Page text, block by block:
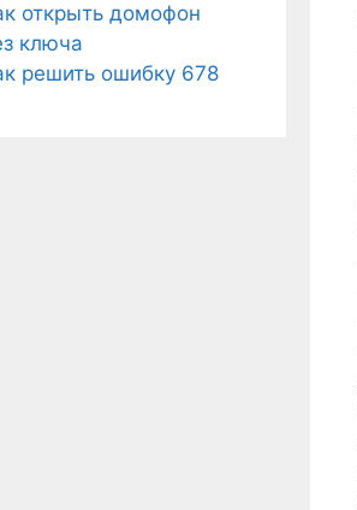
открыть домофон
ключа
решить ошибку 678